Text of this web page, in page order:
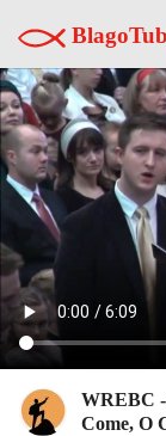
WREBC
Come, O